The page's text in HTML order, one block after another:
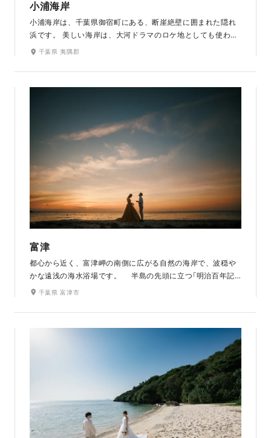
小浦海岸
小浦海岸は、千葉県御宿町にある、断崖絶壁に囲まれた隠れ
浜です。 美しい海岸は、大河ドラマのロケ地としても使われ
るほど景観が素晴らしいスポットです。 崖の穴から海岸を眺
とができます。
千葉県 夷隅郡
富津
都心から近く、富津岬の南側に広がる自然の海岸で、波穏や
かな遠浅の海水浴場です。 半島の先頭に立つ「明治百年記
念展望塔」は眺望抜群のスポット。 展望塔からは、東京湾を
「関東の富士見百景」に選ばれています。 また美しい夕日が見
られることでも有名です。
千葉県 富津市